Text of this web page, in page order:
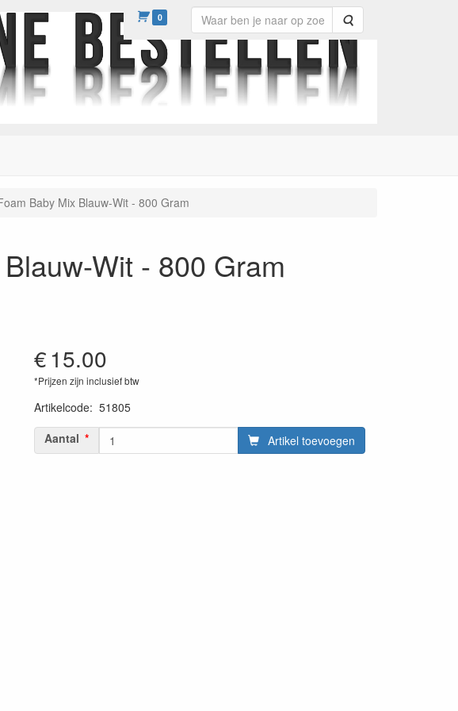
0 Zoeken
Baby Mix Blauw-Wit - 800 Gram
Wit - 800 Gram
€15.00
*Prijzen zijn inclusief btw
Artikelcode: 51805
Aantal
Artikel toevoegen